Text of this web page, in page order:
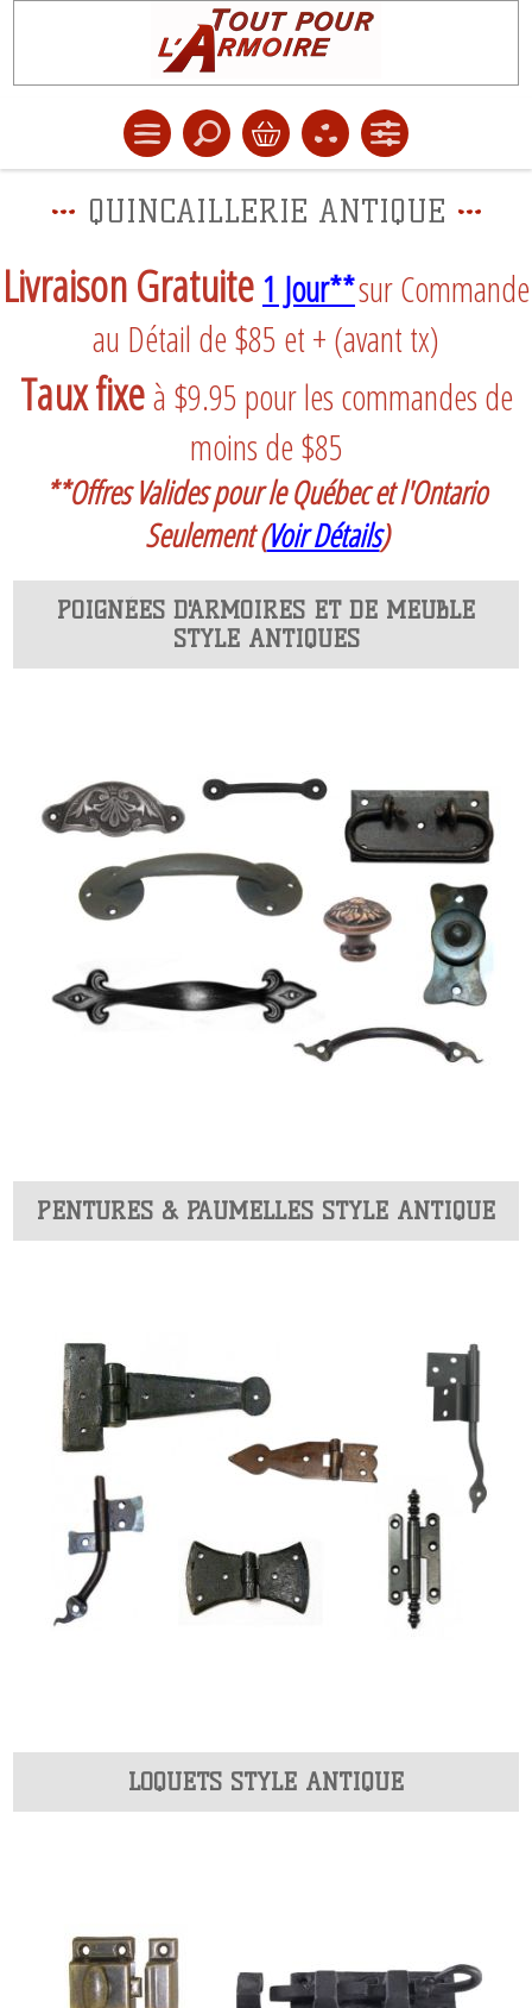
QUINCAILLERIE ANTIQUE
Livraison Gratuite 1 Jour**sur Commande
au Détail de $85 et + (avant tx)
Taux fixeà $9.95 pour les commandes de
moins de $85
**Offres Valides pour le Québec et l'Ontario
Seulement (Voir Détails)
POIGNÉES D'ARMOIRES ET DE MEUBLE
STYLE ANTIQUES
PENTURES & PAUMELLES STYLE ANTIQUE
LOQUETS STYLE ANTIQUE